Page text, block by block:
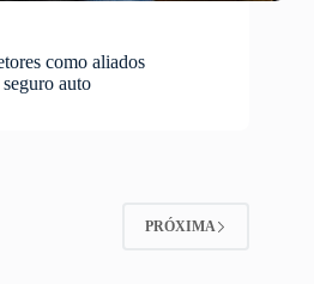
como aliados
auto
PRÓXIMA